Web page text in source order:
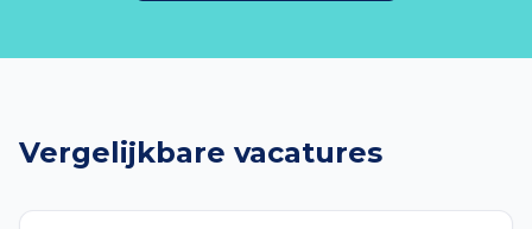
Vergelijkbare vacatures